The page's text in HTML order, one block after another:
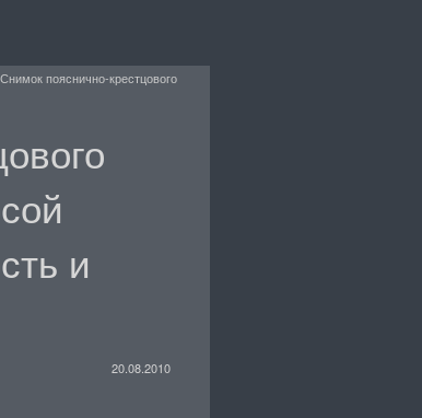
Снимок пояснично-крестцового
и
20.08.2010